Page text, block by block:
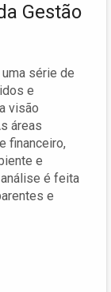
Gestão
série de
e
visão
áreas
financeiro,
e
é feita
e